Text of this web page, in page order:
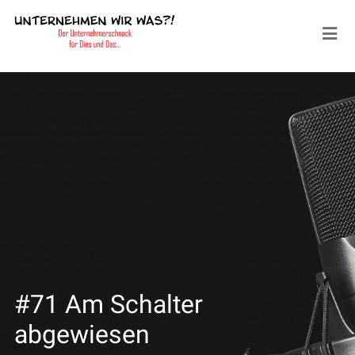
#71 Am Schalter
abgewiesen